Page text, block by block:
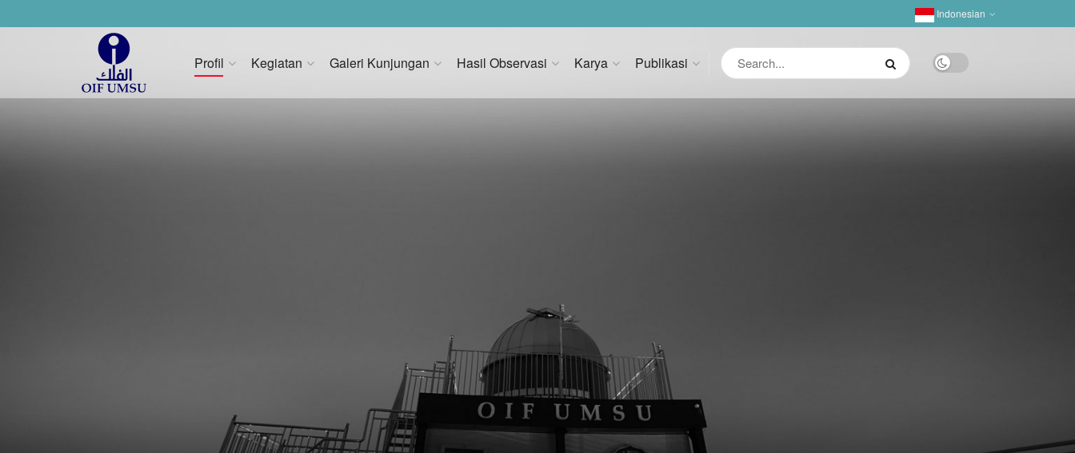
Indonesian
Profil Kegiatan Galeri Kunjungan Hasil Observasi Karya Publikasi